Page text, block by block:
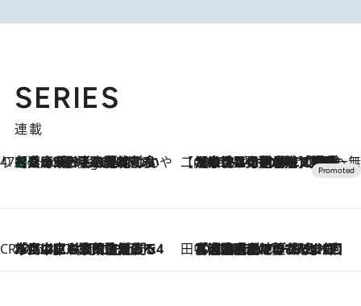
SERIES
連載
47都道府県の手みやげ ひんやりスイーツで夏を満喫
7 Hours Ago
【兵庫県】この夏絶対食べたい 冷やしておいしいおやつ3選 淡路島の恵みをジェラートに集約 【CREA×星野リゾート】唯一無二。癒しと発見が待つ場所へ
2026.8.7
【トンボの足水浴】ヒノキの香りに包まれて涼感マックス！約13℃の湧水かけ流しを避暑地「星野温泉 トンボの湯」で体験
CREA'S CHOICE
2026.8.7
「立川にも歌舞伎があるんだよ」 片岡仁左衛門・市川中車ら豪華座組みで4年目の立川立飛歌舞伎へ 田中稲の勝手に再ブーム
2026.8.7
「湘南乃風に憧れて」観客大盛上がりの“タオル回し”に、ラッパー顔負けの高速歌唱まで…さだまさし（74）のアグレッシブすぎる現在地